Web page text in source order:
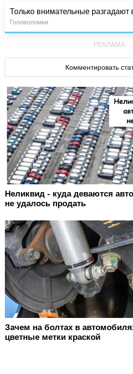
Только внимательные разгадают
Головоломки
РЕКЛАМА
Комментировать
Неликвид - куда деваются
не удалось продать
Зачем на болтах в
цветные метки краской